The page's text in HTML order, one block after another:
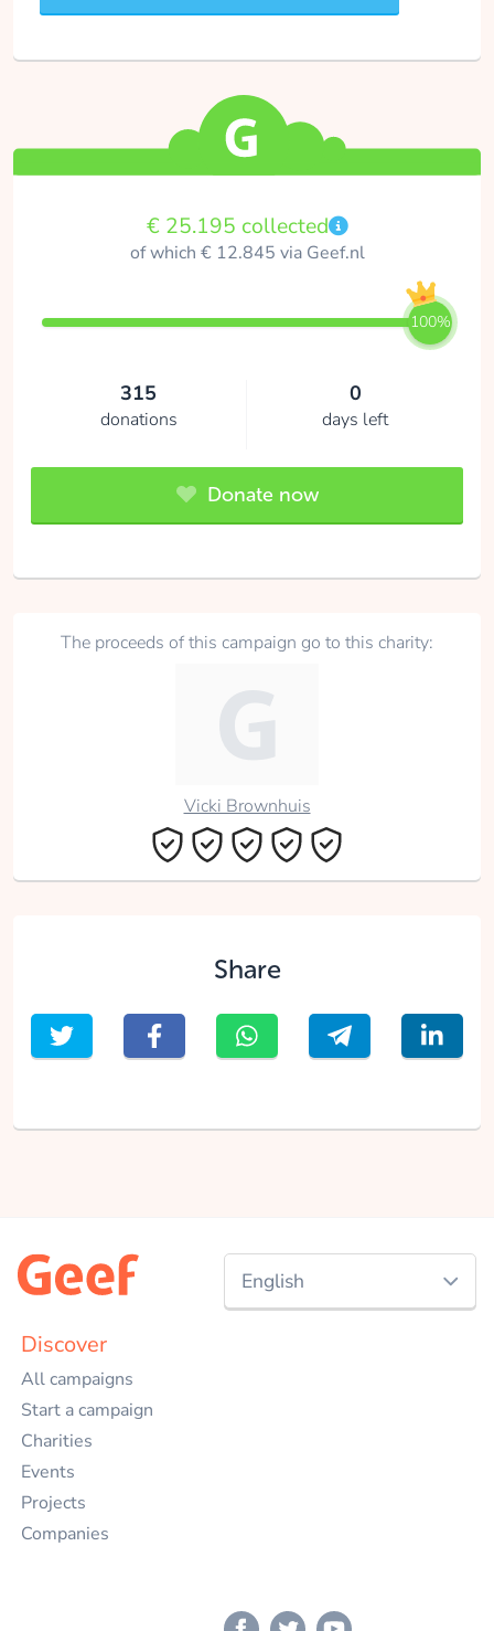
€ 25.195 collected
of which € 12.845 via Geef.nl
100%
315
donations
0
days left
Donate now
The proceeds of this campaign go to this charity:
Vicki Brownhuis
Share
English
Discover
All campaigns
Start a campaign
Charities
Events
Projects
Companies